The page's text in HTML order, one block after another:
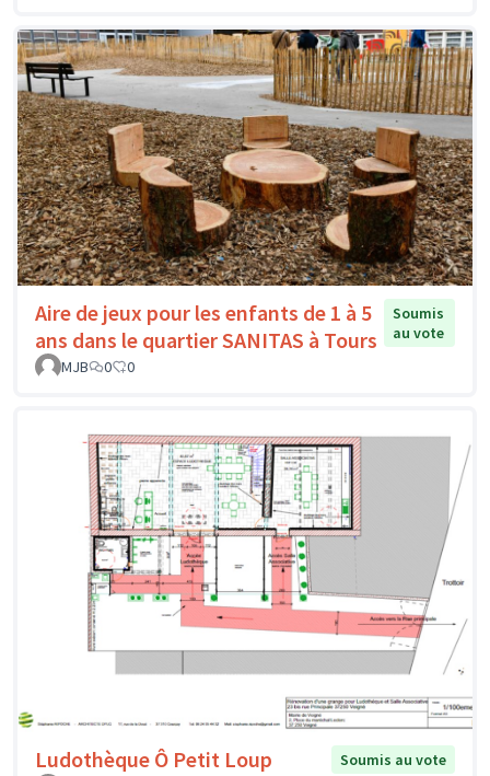
Aire de jeux pour les enfants de 1 à 5
ans dans le quartier SANITAS à Tours
Soumis
au vote
MJB
0 0
Ludothèque Ô Petit Loup
Soumis au vote